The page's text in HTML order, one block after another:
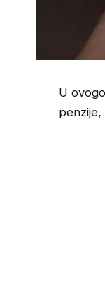
U